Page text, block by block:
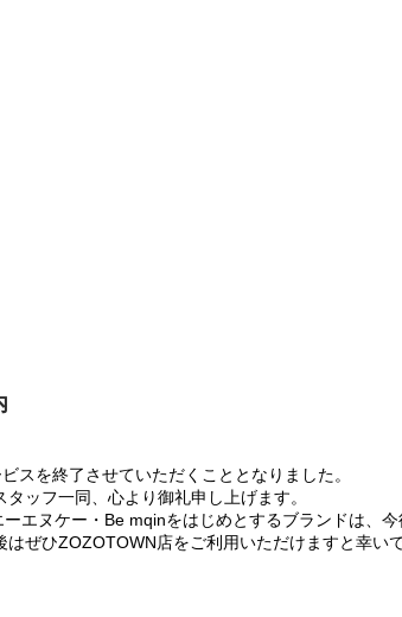
スを終了させていただくこととなりました。
ッフ一同、心より御礼申し上げます。
エヌケー・Be mqinをはじめとするブランドは、
ぜひZOZOTOWN店をご利用いただけますと幸いで